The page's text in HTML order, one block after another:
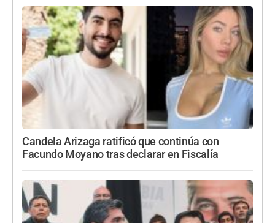
Candela Arizaga ratificó que continúa con
Facundo Moyano tras declarar en Fiscalía